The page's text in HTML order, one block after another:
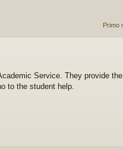
Primo
Service. They provide
to the student help.